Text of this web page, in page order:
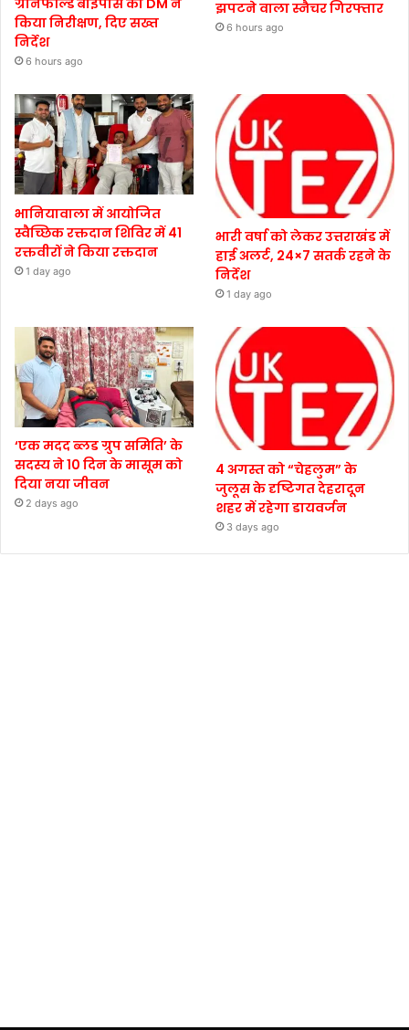
ग्रीनफील्ड बाईपास का DM ने
किया निरीक्षण, दिए सख्त
निर्देश
6 hours ago
झपटने वाला स्नैचर गिरफ्तार
6 hours ago
भानियावाला में आयोजित
स्वैच्छिक रक्तदान शिविर में 41
रक्तवीरों ने किया रक्तदान
1 day ago
भारी वर्षा को लेकर उत्तराखंड में
हाई अलर्ट, 24×7 सतर्क रहने के
निर्देश
1 day ago
‘एक मदद ब्लड ग्रुप समिति’ के
सदस्य ने 10 दिन के मासूम को
दिया नया जीवन
2 days ago
4 अगस्त को “चेहलुम” के
जुलूस के दृष्टिगत देहरादून
शहर में रहेगा डायवर्जन
3 days ago